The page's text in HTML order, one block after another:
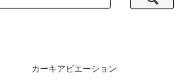
カーキアビエーション